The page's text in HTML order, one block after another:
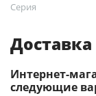
Серия
Интернет-
следующие